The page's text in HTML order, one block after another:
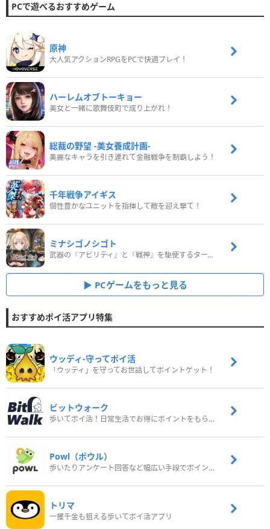
PCで遊べるおすすめゲーム
原神
大人気アクションRPGをPCで快適プレイ！
ハーレムオブトーキョー
美女と一緒に歌舞伎町で成り上がれ！
総裁の野望 -美女養成計画-
美麗なキャラを引き連れて金融戦争を制覇しよう！
千年戦争アイギス
個性豊かなユニットを指揮して敵を迎え撃て！
ミナシゴノシゴト
武器の『アビリティ』と『戦神』を駆使するターン制コマンドバトルRPG！
PCゲームをもっと見る
おすすめポイ活アプリ特集
ウッディ‐守ってポイ活
「ウッディ」を守ってお世話してポイントゲット！
ビットウォーク
歩いてポイ活！日常生活でお得にポイントをもらおう
Powl（ポウル）
歩いたりアンケート回答など幅広い手段でポイントをゲット
トリマ
一攫千金も狙える歩いてポイ活アプリ